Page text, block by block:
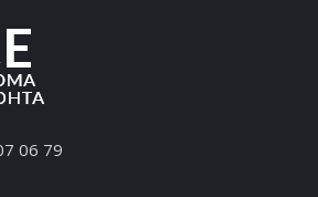
06 79